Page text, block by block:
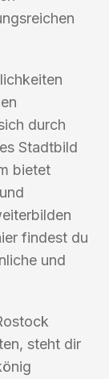
durch
Stadtbild
bietet
findest du
und
steht dir